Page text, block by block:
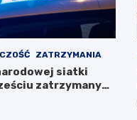
ZATRZYMANIA
siatki
zatrzymanych